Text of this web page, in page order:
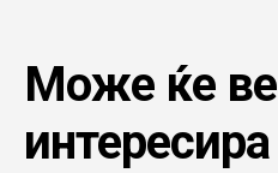
Може ќе ве
интересира